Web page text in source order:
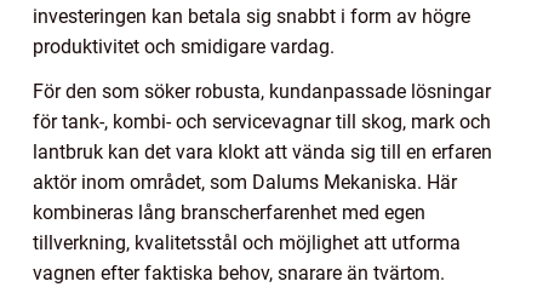
investeringen kan betala sig snabbt i form av högre
produktivitet och smidigare vardag.
För den som söker robusta, kundanpassade lösningar
för tank-, kombi- och servicevagnar till skog, mark och
lantbruk kan det vara klokt att vända sig till en erfaren
aktör inom området, som Dalums Mekaniska. Här
kombineras lång branscherfarenhet med egen
tillverkning, kvalitetsstål och möjlighet att utforma
vagnen efter faktiska behov, snarare än tvärtom.